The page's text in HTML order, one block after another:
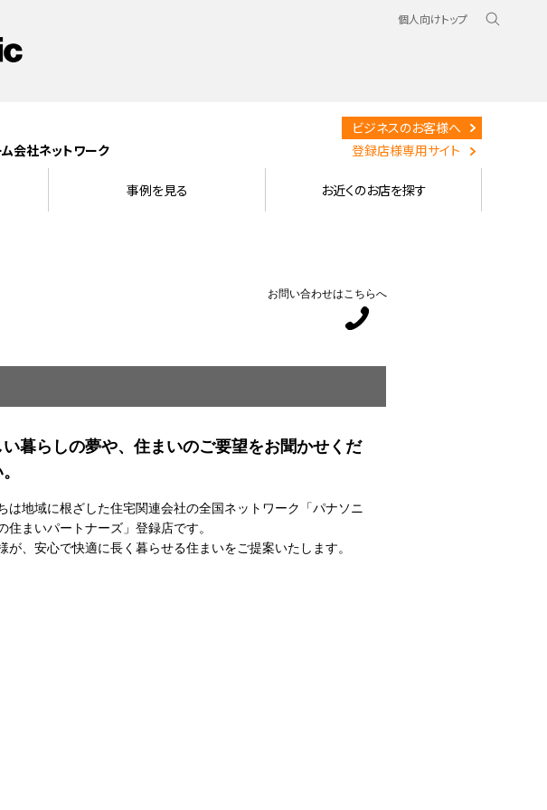
個人向けトップ
会社ネットワーク
ビジネスのお客様へ
登録店様専用サイト
事例を見る お近くのお店を探す
お問い合わせはこちらへ
い暮らしの夢や、住まいのご要望をお聞かせくだ
は地域に根ざした住宅関連会社の全国ネットワーク「パナソニ
住まいパートナーズ」登録店です。
が、安心で快適に長く暮らせる住まいをご提案いたします。